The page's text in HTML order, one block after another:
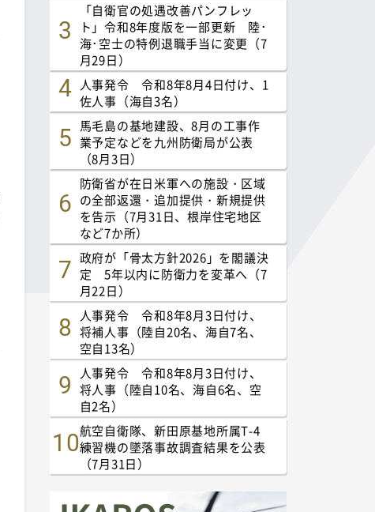
「自衛官の処遇改善パンフレッ
ト」令和8年度版を一部更新 陸･
海･空士の特例退職手当に変更（7
月29日）
人事発令 令和8年8月4日付け、1
佐人事（海自3名）
馬毛島の基地建設、8月の工事作
業予定などを九州防衛局が公表
（8月3日）
防衛省が在日米軍への施設・区域
の全部返還・追加提供・新規提供
を告示（7月31日、根岸住宅地区
など7か所）
政府が「骨太方針2026」を閣議決
定 5年以内に防衛力を変革へ（7
月22日）
人事発令 令和8年8月3日付け、
将補人事（陸自20名、海自7名、
空自13名）
人事発令 令和8年8月3日付け、
将人事（陸自10名、海自6名、空
自2名）
航空自衛隊、新田原基地所属T-4
練習機の墜落事故調査結果を公表
（7月31日）